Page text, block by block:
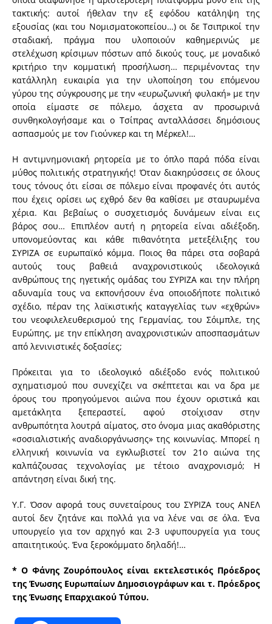
τακτικής: αυτοί ήθελαν την εξ εφόδου κατάληψη της
εξουσίας (και του Νομισματοκοπείου…) οι δε Τσιπρικοί την
σταδιακή, πράγμα που υλοποιούν καθημερινώς με
στελέχωση κρίσιμων πόστων από δικούς τους, με μοναδικό
κριτήριο την κομματική προσήλωση… περιμένοντας την
κατάλληλη ευκαιρία για την υλοποίηση του επόμενου
γύρου της σύγκρουσης με την «ευρωζωνική φυλακή» με την
οποία είμαστε σε πόλεμο, άσχετα αν προσωρινά
συνθηκολογήσαμε και ο Τσίπρας ανταλλάσσει δημόσιους
ασπασμούς με τον Γιούνκερ και τη Μέρκελ!…
Η αντιμνημονιακή ρητορεία με το όπλο παρά πόδα είναι
μύθος πολιτικής στρατηγικής! Όταν διακηρύσσεις σε όλους
τους τόνους ότι είσαι σε πόλεμο είναι προφανές ότι αυτός
που έχεις ορίσει ως εχθρό δεν θα καθίσει με σταυρωμένα
χέρια. Και βεβαίως ο συσχετισμός δυνάμεων είναι εις
βάρος σου… Επιπλέον αυτή η ρητορεία είναι αδιέξοδη,
υπονομεύοντας και κάθε πιθανότητα μετεξέλιξης του
ΣΥΡΙΖΑ σε ευρωπαϊκό κόμμα. Ποιος θα πάρει στα σοβαρά
αυτούς τους βαθειά αναχρονιστικούς ιδεολογικά
ανθρώπους της ηγετικής ομάδας του ΣΥΡΙΖΑ και την πλήρη
αδυναμία τους να εκπονήσουν ένα οποιοδήποτε πολιτικό
σχέδιο, πέραν της λαϊκιστικής καταγγελίας των «εχθρών»
του νεοφιλελευθερισμού της Γερμανίας, του Σόιμπλε, της
Ευρώπης, με την επίκληση αναχρονιστικών αποσπασμάτων
από λενινιστικές δοξασίες;
Πρόκειται για το ιδεολογικό αδιέξοδο ενός πολιτικού
σχηματισμού που συνεχίζει να σκέπτεται και να δρα με
όρους του προηγούμενοι αιώνα που έχουν οριστικά και
αμετάκλητα ξεπεραστεί, αφού στοίχισαν στην
ανθρωπότητα λουτρά αίματος, στο όνομα μιας ακαθόριστης
«σοσιαλιστικής αναδιοργάνωσης» της κοινωνίας. Μπορεί η
ελληνική κοινωνία να εγκλωβιστεί τον 21ο αιώνα της
καλπάζουσας τεχνολογίας με τέτοιο αναχρονισμό; Η
απάντηση είναι δική της.
Υ.Γ. Όσον αφορά τους συνεταίρους του ΣΥΡΙΖΑ τους ΑΝΕΛ
αυτοί δεν ζητάνε και πολλά για να λένε ναι σε όλα. Ένα
υπουργείο για τον αρχηγό και 2-3 υφυπουργεία για τους
απαιτητικούς. Ένα ξεροκόμματο δηλαδή!…
* Ο Φάνης Ζουρόπουλος είναι εκτελεστικός Πρόεδρος
της Ένωσης Ευρωπαίων Δημοσιογράφων και τ. Πρόεδρος
της Ένωσης Επαρχιακού Τύπου.